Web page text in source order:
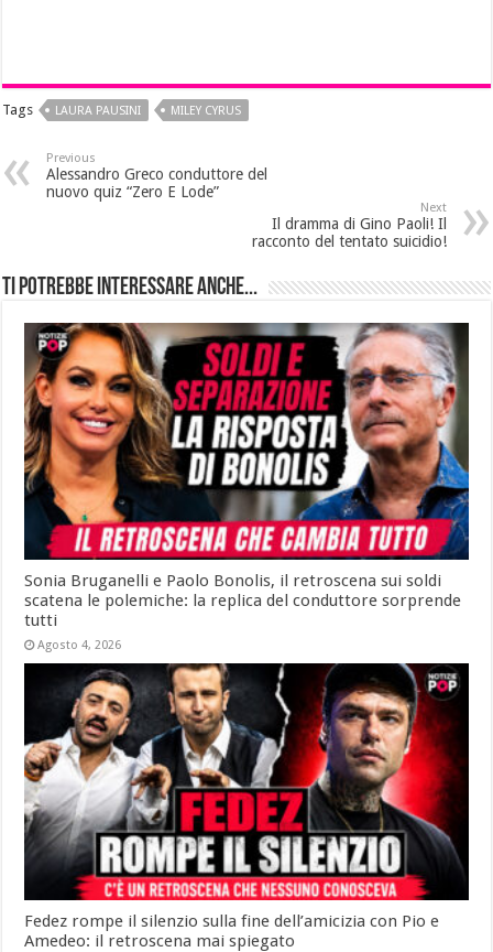
Tags LAURA PAUSINI MILEY CYRUS
Previous
Alessandro Greco conduttore del
nuovo quiz “Zero E Lode”
Next
Il dramma di Gino Paoli! Il
racconto del tentato suicidio!
Ti potrebbe interessare anche...
Sonia Bruganelli e Paolo Bonolis, il retroscena sui soldi
scatena le polemiche: la replica del conduttore sorprende
tutti
Agosto 4, 2026
Fedez rompe il silenzio sulla fine dell’amicizia con Pio e
Amedeo: il retroscena mai spiegato